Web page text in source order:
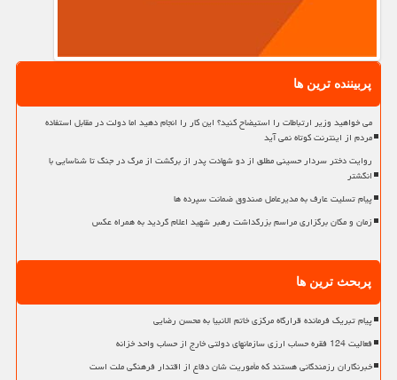
پربیننده ترین ها
می خواهید وزیر ارتباطات را استیضاح کنید؟ این کار را انجام دهید اما دولت در مقابل استفاده
مردم از اینترنت کوتاه نمی آید
روایت دختر سردار حسینی مطلق از دو شهادت پدر از برگشت از مرگ در جنگ تا شناسایی با
انگشتر
پیام تسلیت عارف به مدیرعامل صندوق ضمانت سپرده ها
زمان و مکان برگزاری مراسم بزرگداشت رهبر شهید اعلام گردید به همراه عکس
پربحث ترین ها
پیام تبریک فرمانده قرارگاه مرکزی خاتم الانبیا به محسن رضایی
فعالیت 124 فقره حساب ارزی سازمانهای دولتی خارج از حساب واحد خزانه
خبرنگاران رزمندگانی هستند که مأموریت شان دفاع از اقتدار فرهنگی ملت است